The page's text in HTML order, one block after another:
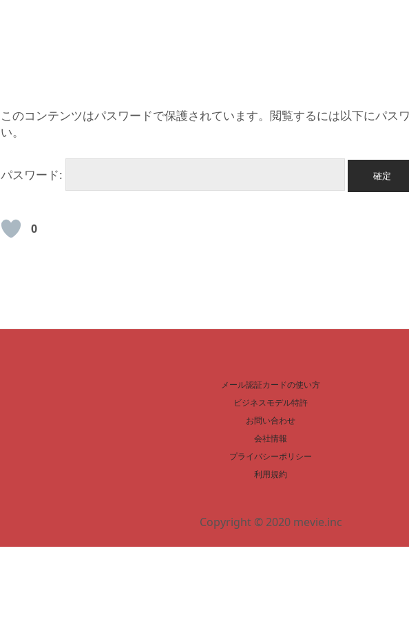
このコンテンツはパスワードで保護されています。閲覧するには以下にパス
い。
パスワード:
0
メール認証カードの使い方
ビジネスモデル特許
お問い合わせ
会社情報
プライバシーポリシー
利用規約
Copyright © 2020 mevie.inc